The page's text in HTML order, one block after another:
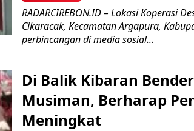
RADARCIREBON.ID – Lokasi Koperasi
Cikaracak, Kecamatan Argapura,
perbincangan di media sosial...
Di Balik Kibaran
Musiman, Berharap
Meningkat